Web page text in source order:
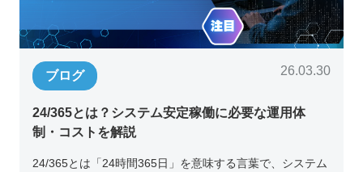
ブログ 26.03.30
24/365とは？システム安定稼働に必要な運用体
制・コストを解説
24/365とは「24時間365日」を意味する言葉で、システム